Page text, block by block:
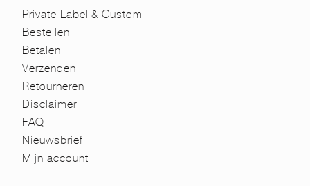
Private Label & Custom
Bestellen
Betalen
Verzenden
Retourneren
Disclaimer
FAQ
Nieuwsbrief
Mijn account